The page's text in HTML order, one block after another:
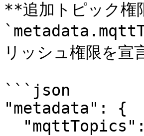
**追加トピック
リッシュ権限を宣
```json
"metadata": {